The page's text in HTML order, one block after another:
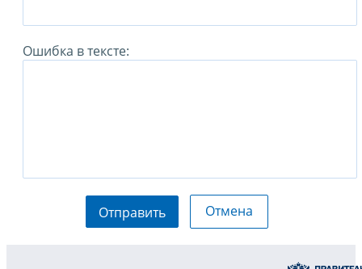
Ошибка в тексте:
Отправить Отмена